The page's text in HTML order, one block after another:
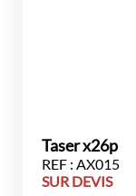
Taser x26p
REF : AX015
SUR DEVIS